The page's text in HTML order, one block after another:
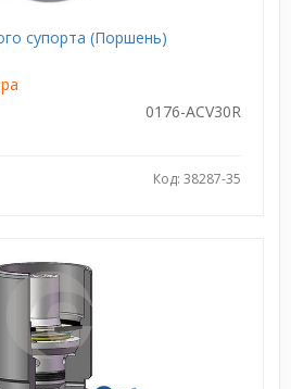
супорта (Поршень)
0176-ACV30R
Код: 38287-35